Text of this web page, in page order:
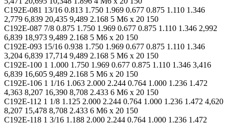
C192E-081 13/16 0.813 1.750 1.969 0.677 0.875 1.110 1.346
2,779 6,839 20,435 9,489 2.168 5 M6 x 20 150
C192E-087 7/8 0.875 1.750 1.969 0.677 0.875 1.110 1.346 2,992
6,839 18,973 9,489 2.168 5 M6 x 20 150
C192E-093 15/16 0.938 1.750 1.969 0.677 0.875 1.110 1.346
3,204 6,839 17,714 9,489 2.168 5 M6 x 20 150
C192E-100 1 1.000 1.750 1.969 0.677 0.875 1.110 1.346 3,416
6,839 16,605 9,489 2.168 5 M6 x 20 150
C192E-106 1 1/16 1.063 2.000 2.244 0.764 1.000 1.236 1.472
4,363 8,207 16,390 8,708 2.433 6 M6 x 20 150
C192E-112 1 1/8 1.125 2.000 2.244 0.764 1.000 1.236 1.472 4,620
8,207 15,478 8,708 2.433 6 M6 x 20 150
C192E-118 1 3/16 1.188 2.000 2.244 0.764 1.000 1.236 1.472